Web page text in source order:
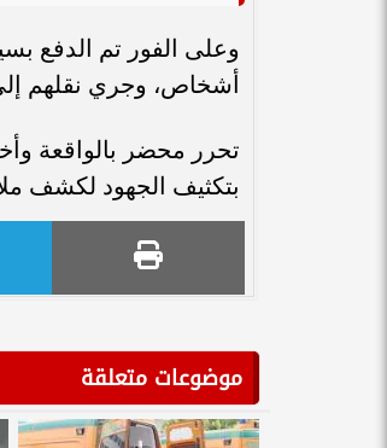
أشخاص، وجري نقلهم
تحرر محضر بالواقعة
بتكثيف الجهود لكشف
موضوعات متعلقة